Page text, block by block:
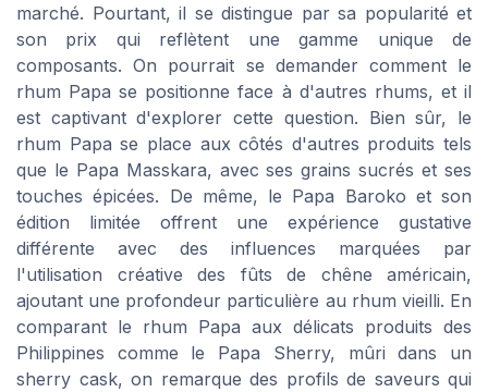
marché. Pourtant, il se distingue par sa popularité et
son prix qui reflètent une gamme unique de
composants. On pourrait se demander comment le
rhum Papa se positionne face à d'autres rhums, et il
est captivant d'explorer cette question. Bien sûr, le
rhum Papa se place aux côtés d'autres produits tels
que le Papa Masskara, avec ses grains sucrés et ses
touches épicées. De même, le Papa Baroko et son
édition limitée offrent une expérience gustative
différente avec des influences marquées par
l'utilisation créative des fûts de chêne américain,
ajoutant une profondeur particulière au rhum vieilli. En
comparant le rhum Papa aux délicats produits des
Philippines comme le Papa Sherry, mûri dans un
sherry cask, on remarque des profils de saveurs qui